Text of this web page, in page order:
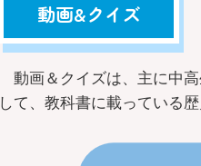
動画&クイズ
動画＆クイズは、主に中
して、教科書に載っている